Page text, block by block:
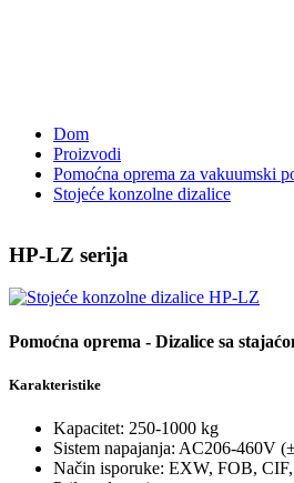
Dom
Proizvodi
Pomoćna oprema za vakuumski
Stojeće konzolne dizalice
HP-LZ serija
Pomoćna oprema - Dizalice sa
Karakteristike
Kapacitet: 250-1000 kg
Sistem napajanja: AC206-460V
Način isporuke: EXW, FOB,